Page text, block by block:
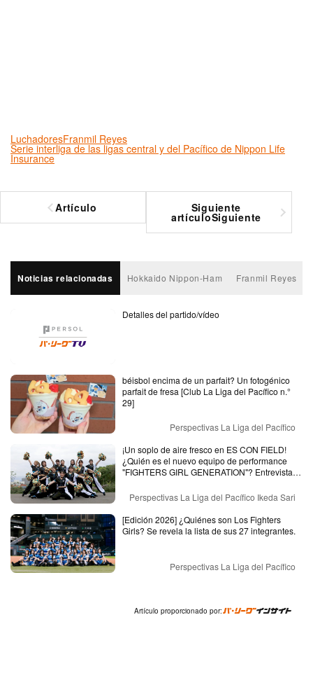
LuchadoresFranmil Reyes
Serie interliga de las ligas central y del Pacífico de Nippon Life
Insurance
Artículo
anteriorArtículo anteriorSiguiente
artículoSiguiente
artículo
Noticias relacionadas Hokkaido Nippon-Ham Franmil Reyes
Detalles del partido/vídeo
béisbol encima de un parfait? Un fotogénico
parfait de fresa [Club La Liga del Pacífico n.°
29]
Perspectivas La Liga del Pacífico
¡Un soplo de aire fresco en ES CON FIELD!
¿Quién es el nuevo equipo de performance
"FIGHTERS GIRL GENERATION"? Entrevista
Perspectivas La Liga del Pacífico Ikeda Sari
[Edición 2026] ¿Quiénes son Los Fighters
Girls? Se revela la lista de sus 27 integrantes.
Perspectivas La Liga del Pacífico
Artículo proporcionado por: